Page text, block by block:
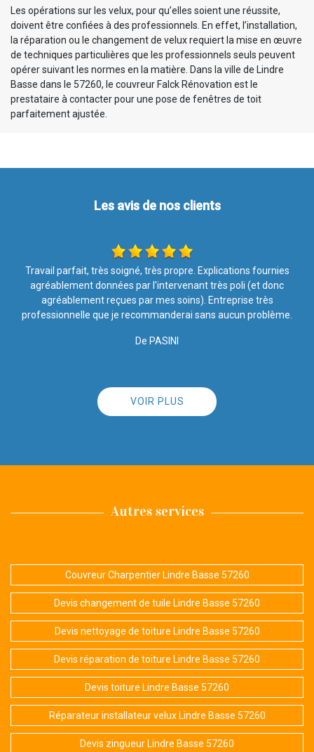
Les opérations sur les velux, pour qu’elles soient une réussite,
doivent être confiées à des professionnels. En effet, l’installation,
la réparation ou le changement de velux requiert la mise en œuvre
de techniques particulières que les professionnels seuls peuvent
opérer suivant les normes en la matière. Dans la ville de Lindre
Basse dans le 57260, le couvreur Falck Rénovation est le
prestataire à contacter pour une pose de fenêtres de toit
parfaitement ajustée.
Les avis de nos clients
Entreprise sérieuse et travail très bien réalisé. Le personnel est
soigneux et poli. Je suis très satisfaite. Merci
De MB
VOIR PLUS
Autres services
Couvreur Charpentier Lindre Basse 57260
Devis changement de tuile Lindre Basse 57260
Devis nettoyage de toiture Lindre Basse 57260
Devis réparation de toiture Lindre Basse 57260
Devis toiture Lindre Basse 57260
Réparateur installateur velux Lindre Basse 57260
Devis zingueur Lindre Basse 57260